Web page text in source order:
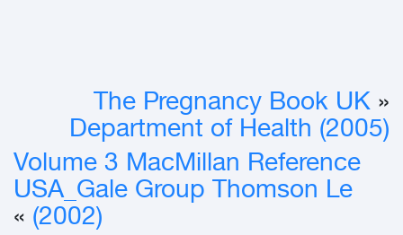
«
The Pregnancy Book UK
Department of Health (2005)
Volume 3 MacMillan Reference
USA_Gale Group Thomson Le
(2002)
»